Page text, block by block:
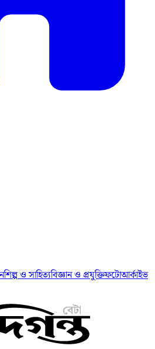
শিল্প ও সাহিত্যবিজ্ঞান ও প্রযুক্তিফটোআর্কাইভ